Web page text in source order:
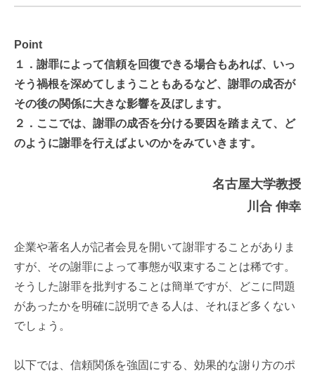
Point
１．謝罪によって信頼を回復できる場合もあれば、いっ
そう禍根を深めてしまうこともあるなど、謝罪の成否が
その後の関係に大きな影響を及ぼします。
２．ここでは、謝罪の成否を分ける要因を踏まえて、ど
のように謝罪を行えばよいのかをみていきます。
名古屋大学教授
川合 伸幸
企業や著名人が記者会見を開いて謝罪することがありま
すが、その謝罪によって事態が収束することは稀です。
そうした謝罪を批判することは簡単ですが、どこに問題
があったかを明確に説明できる人は、それほど多くない
でしょう。
以下では、信頼関係を強固にする、効果的な謝り方のポ